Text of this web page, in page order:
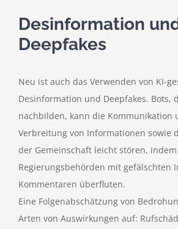
Desinformation
Deepfakes
Neu ist auch das Verwenden von KI-
Desinformation und Deepfakes. Bots,
nachbilden, kann die Kommunikation
Verbreitung von Informationen sowie
der Gemeinschaft leicht stören, indem
Regierungsbehörden mit gefälschten
Kommentaren überfluten.
Eine Folgenabschätzung von
Arten von Auswirkungen auf: